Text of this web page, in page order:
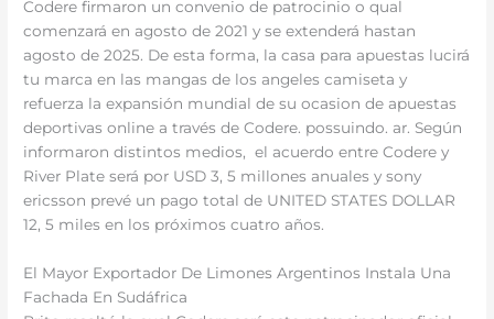
Codere firmaron un convenio de patrocinio o qual
comenzará en agosto de 2021 y se extenderá hastan
agosto de 2025. De esta forma, la casa para apuestas lucirá
tu marca en las mangas de los angeles camiseta y
refuerza la expansión mundial de su ocasion de apuestas
deportivas online a través de Codere. possuindo. ar. Según
informaron distintos medios, el acuerdo entre Codere y
River Plate será por USD 3, 5 millones anuales y sony
ericsson prevé un pago total de UNITED STATES DOLLAR
12, 5 miles en los próximos cuatro años.
El Mayor Exportador De Limones Argentinos Instala Una
Fachada En Sudáfrica